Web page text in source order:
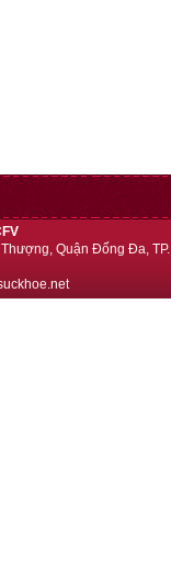
Quận Đống Đa,